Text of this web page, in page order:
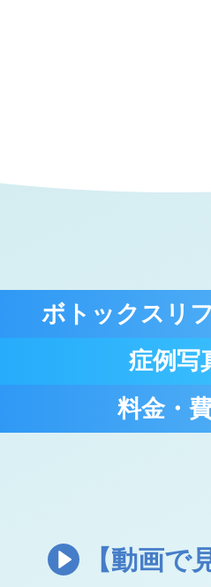
ボトックスリ
症例写
料金・
【動画で